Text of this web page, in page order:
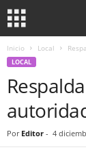
Inicio Local
LOCAL
Por Editor - 4